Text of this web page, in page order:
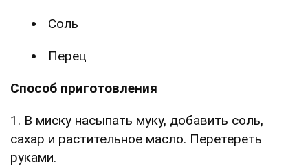
Соль
Перец
Способ приготовления
1. В миску насыпать муку, добавить соль,
сахар и растительное масло. Перетереть
руками.